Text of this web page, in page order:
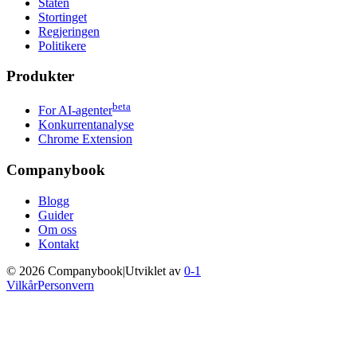
Stortinget
Regjeringen
Politikere
Produkter
For AI-agenterbeta
Konkurrentanalyse
Chrome Extension
Companybook
Blogg
Guider
Om oss
Kontakt
© 2026 Companybook|Utviklet av 0-1
VilkårPersonvern